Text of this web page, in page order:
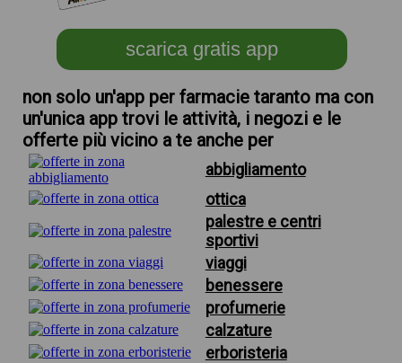
scarica gratis app
non solo un'app per farmacie taranto ma con
un'unica app trovi le attività, i negozi e le
offerte più vicino a te anche per
abbigliamento
ottica
palestre e centri
sportivi
viaggi
benessere
profumerie
calzature
erboristeria